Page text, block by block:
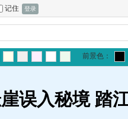
记住
前景色：
误入秘境 踏